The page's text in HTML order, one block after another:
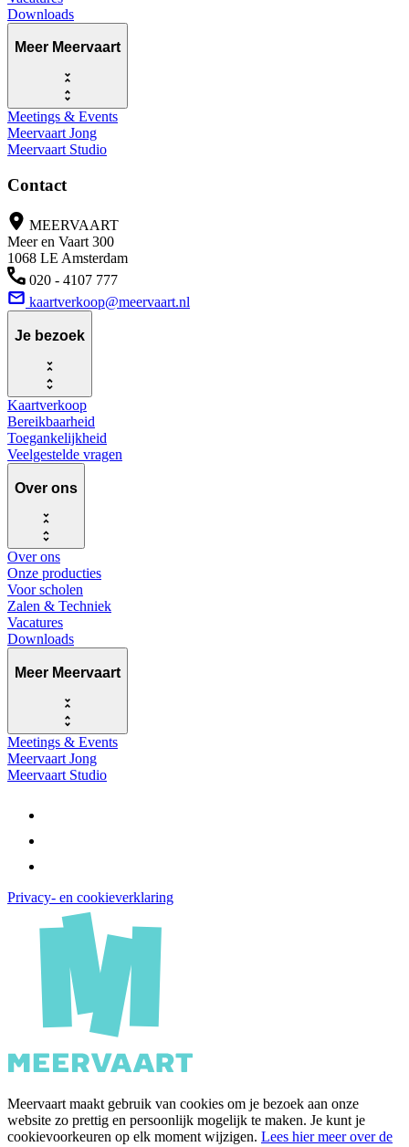
Downloads
Meer Meervaart
Meetings & Events
Meervaart Jong
Meervaart Studio
Contact
MEERVAART
Meer en Vaart 300
1068 LE Amsterdam
020 - 4107 777
kaartverkoop@meervaart.nl
Je bezoek
Kaartverkoop
Bereikbaarheid
Toegankelijkheid
Veelgestelde vragen
Over ons
Over ons
Onze producties
Voor scholen
Zalen & Techniek
Vacatures
Downloads
Meer Meervaart
Meetings & Events
Meervaart Jong
Meervaart Studio
Privacy- en cookieverklaring
Meervaart maakt gebruik van cookies om je bezoek aan onze
website zo prettig en persoonlijk mogelijk te maken. Je kunt je
cookievoorkeuren op elk moment wijzigen. Lees hier meer over de